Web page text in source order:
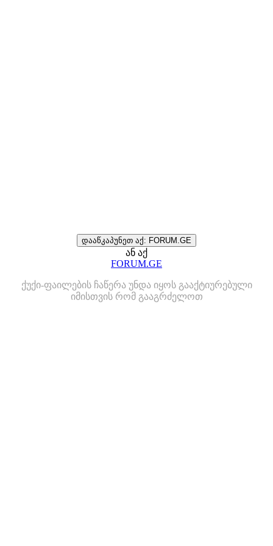
დააწკაპუნეთ აქ: FORUM.GE
ან აქ
FORUM.GE
ქუქი-ფაილების ჩაწერა უნდა იყოს გააქტიურებული
იმისთვის რომ გააგრძელოთ